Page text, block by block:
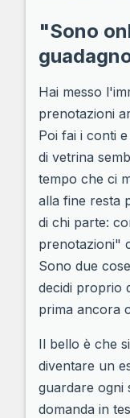
"Sono
Hai messo
prenotazioni
Poi fai i conti
di vetrina
tempo che ci
alla fine resta
di chi parte:
prenotazioni"
Sono due
decidi proprio
prima ancora
Il bello è che
diventare un
guardare ogni
domanda in